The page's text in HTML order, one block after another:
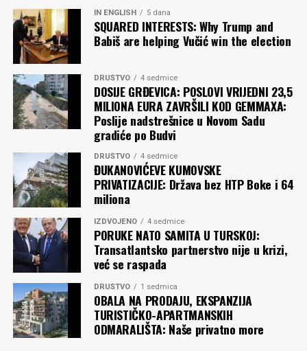
Komentari
IN ENGLISH 5 dana
SQUARED INTERESTS: Why Trump and
Babiš are helping Vučić win the election
DRUŠTVO 4 sedmice
DOSIJE GRĐEVICA: POSLOVI VRIJEDNI 23,5
MILIONA EURA ZAVRŠILI KOD GEMMAXA:
Poslije nadstrešnice u Novom Sadu
gradiće po Budvi
DRUŠTVO 4 sedmice
ĐUKANOVIĆEVE KUMOVSKE
PRIVATIZACIJE: Država bez HTP Boke i 64
miliona
IZDVOJENO 4 sedmice
PORUKE NATO SAMITA U TURSKOJ:
Transatlantsko partnerstvo nije u krizi,
već se raspada
DRUŠTVO 1 sedmica
OBALA NA PRODAJU, EKSPANZIJA
TURISTIČKO-APARTMANSKIH
ODMARALIŠTA: Naše privatno more